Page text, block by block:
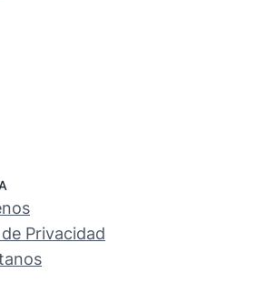
Privacidad